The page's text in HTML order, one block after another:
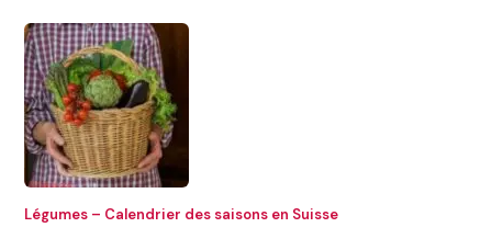
Légumes – Calendrier des saisons en Suisse